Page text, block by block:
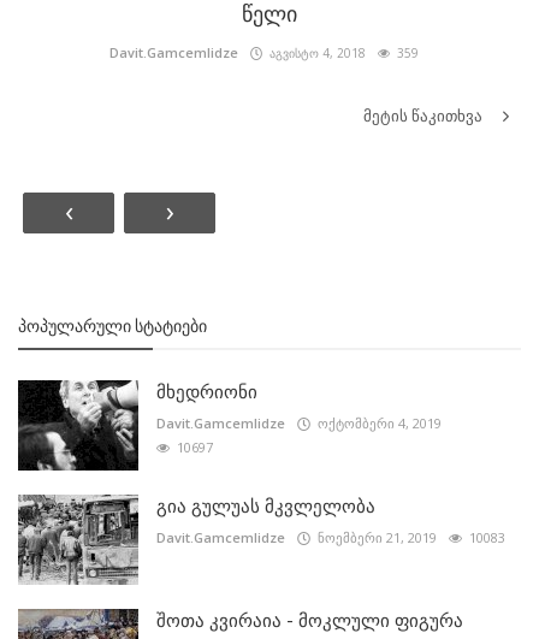
წელი
Davit.Gamcemlidze აგვისტო 4, 2018 359
მეტის წაკითხვა
‹ ›
ᲞᲝᲞᲣᲚᲐᲠᲣᲚᲘ ᲡᲢᲐᲢᲘᲔᲑᲘ
მხედრიონი
Davit.Gamcemlidze
ოქტომბერი 4, 2019
10697
გია გულუას მკვლელობა
Davit.Gamcemlidze ნოემბერი 21, 2019 10083
შოთა კვირაია - მოკლული ფიგურა